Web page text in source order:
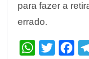
para fazer a
errado.
W T F